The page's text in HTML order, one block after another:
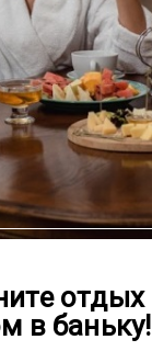
отдых
в баньку!